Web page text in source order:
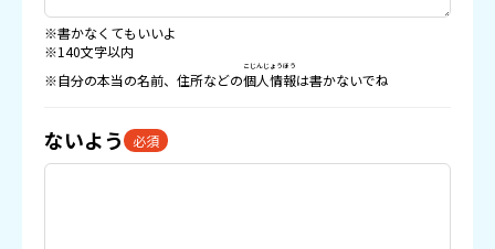
※書かなくてもいいよ
※140文字以内
※自分の本当の名前、住所などの個人情報
こじんじょうほう
は書かないでね
ないよう 必須